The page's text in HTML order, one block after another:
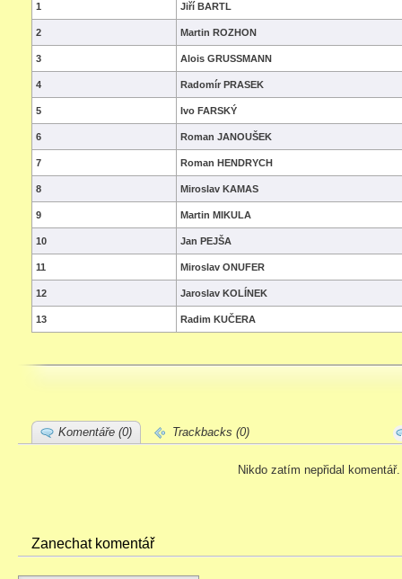
1 Jiří BARTL
2 Martin ROZHON
3 Alois GRUSSMANN
4 Radomír PRASEK
5 Ivo FARSKÝ
6 Roman JANOUŠEK
7 Roman HENDRYCH
8 Miroslav KAMAS
9 Martin MIKULA
10 Jan PEJŠA
11 Miroslav ONUFER
12 Jaroslav KOLÍNEK
13 Radim KUČERA
Komentáře (0) Trackbacks (0)
Nikdo zatím nepřidal komentář.
Zanechat komentář